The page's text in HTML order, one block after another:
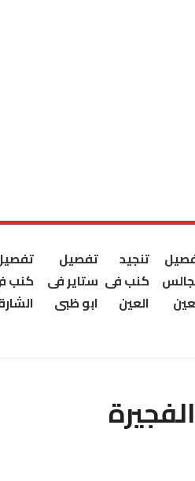
تنجيد
كنب فى
العين
تفصيل
ستاير فى
ابو ظبى
كنب